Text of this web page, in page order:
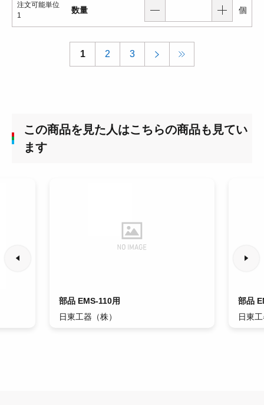
注文可能単位
1
数量 個
1 2 3
この商品を見た人はこちらの商品も見てい
ます
部品 EMS-110用
日東工器（株）
部品
日東